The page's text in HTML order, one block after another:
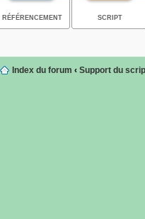
RÉFÉRENCEMENT SCRIPT
Index du forum ‹ Support du